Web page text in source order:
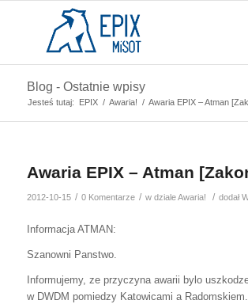
Blog - Ostatnie wpisy
Jesteś tutaj: EPIX / Awaria! / Awaria EPIX – Atman
Awaria EPIX – Atman
2012-10-15 / 0 Komentarze / w dzialeAwaria! / dodał
Informacja ATMAN:
Szanowni Panstwo.
Informujemy, ze przyczyna awarii bylo
w DWDM pomiedzy Katowicami a Radomskiem.